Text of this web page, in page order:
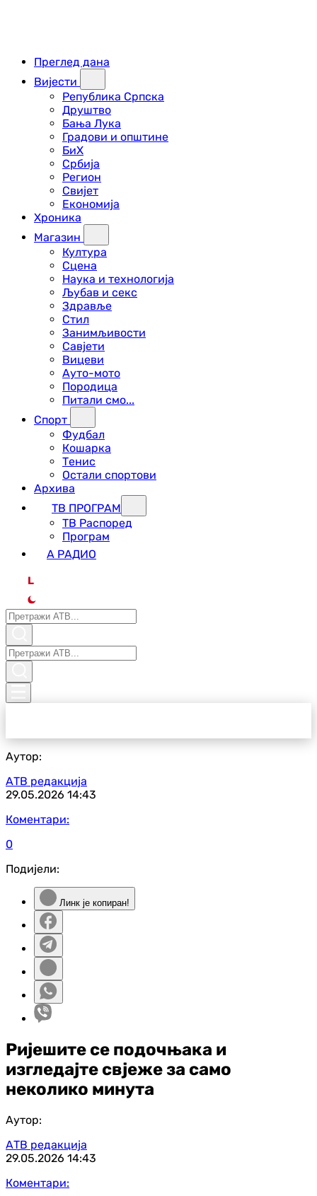
Преглед дана
Вијести
Република Српска
Друштво
Бања Лука
Градови и општине
БиХ
Србија
Регион
Свијет
Економија
Хроника
Магазин
Култура
Сцена
Наука и технологија
Љубав и секс
Здравље
Стил
Занимљивости
Савјети
Вицеви
Ауто-мото
Породица
Питали смо...
Спорт
Фудбал
Кошарка
Тенис
Остали спортови
Архива
ТВ ПРОГРАМ
ТВ Распоред
Програм
А РАДИО
L
Аутор:
АТВ редакција
29.05.2026 14:43
Коментари:
0
Подијели:
Линк је копиран!
Ријешите се подочњака и
изгледајте свјеже за само
неколико минута
Аутор:
АТВ редакција
29.05.2026 14:43
Коментари: